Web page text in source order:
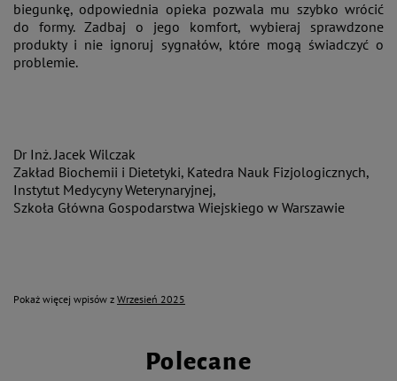
biegunkę, odpowiednia opieka pozwala mu szybko wrócić
do formy. Zadbaj o jego komfort, wybieraj sprawdzone
produkty i nie ignoruj sygnałów, które mogą świadczyć o
problemie.
Dr Inż. Jacek Wilczak
Zakład Biochemii i Dietetyki, Katedra Nauk Fizjologicznych,
Instytut Medycyny Weterynaryjnej,
Szkoła Główna Gospodarstwa Wiejskiego w Warszawie
Pokaż więcej wpisów z Wrzesień 2025
Polecane